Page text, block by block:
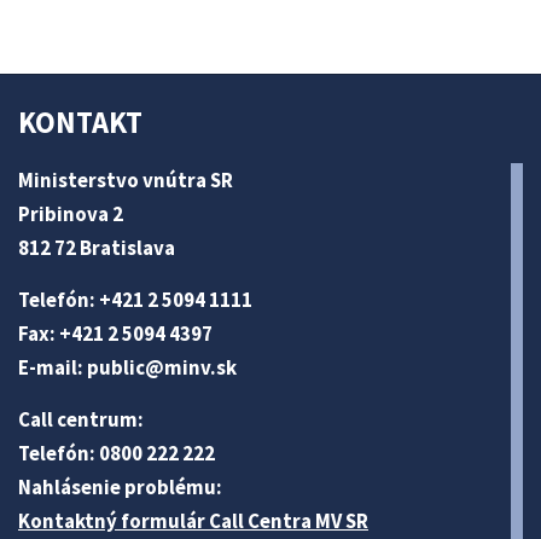
KONTAKT
Ministerstvo vnútra SR
Pribinova 2
812 72 Bratislava
Telefón: +421 2 5094 1111
Fax: +421 2 5094 4397
E-mail: public@minv.sk
Call centrum:
Telefón: 0800 222 222
Nahlásenie problému:
Kontaktný formulár Call Centra MV SR